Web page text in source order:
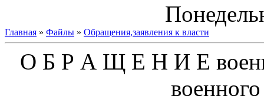
Главная » Файлы » Обращения,заявления к власти
О Б Р А Щ Е Н И Е